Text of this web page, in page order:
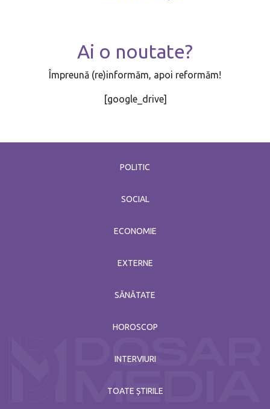
Ai o noutate?
Împreună (re)informăm, apoi reformăm!
[google_drive]
POLITIC
SOCIAL
ECONOMIE
EXTERNE
SĂNĂTATE
HOROSCOP
INTERVIURI
TOATE ȘTIRILE